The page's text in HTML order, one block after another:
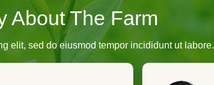
About The Farm
elit, sed do eiusmod tempor incididunt ut labore.